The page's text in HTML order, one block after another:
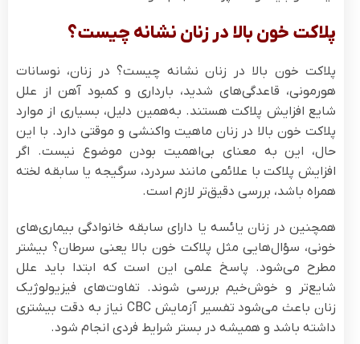
پلاکت خون بالا در زنان نشانه چیست؟
پلاکت خون بالا در زنان نشانه چیست؟ در زنان، نوسانات
هورمونی، قاعدگی‌های شدید، بارداری و کمبود آهن از علل
شایع افزایش پلاکت هستند. به‌همین دلیل، بسیاری از موارد
پلاکت خون بالا در زنان ماهیت واکنشی و موقتی دارد. با این
حال، این به معنای بی‌اهمیت بودن موضوع نیست. اگر
افزایش پلاکت با علائمی مانند سردرد، سرگیجه یا سابقه لخته
همراه باشد، بررسی دقیق‌تر لازم است.
همچنین در زنان یائسه یا دارای سابقه خانوادگی بیماری‌های
خونی، سؤال‌هایی مثل پلاکت خون بالا یعنی سرطان؟ بیشتر
مطرح می‌شود. پاسخ علمی این است که ابتدا باید علل
شایع‌تر و خوش‌خیم بررسی شوند. تفاوت‌های فیزیولوژیک
زنان باعث می‌شود تفسیر آزمایش CBC نیاز به دقت بیشتری
داشته باشد و همیشه در بستر شرایط فردی انجام شود.